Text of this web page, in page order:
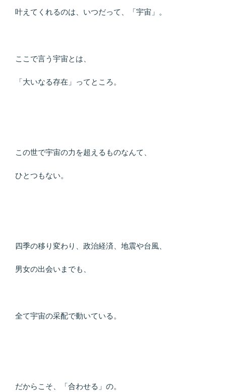
叶えてくれるのは、いつだって、「宇宙」。
ここで言う宇宙とは、
「大いなる存在」ってところ。
この世で宇宙の力を超えるものなんて、
ひとつもない。
四季の移り変わり、政治経済、地震や台風、
男女の出会いまでも、
全て宇宙の采配で動いている。
だからこそ、「合わせる」の。